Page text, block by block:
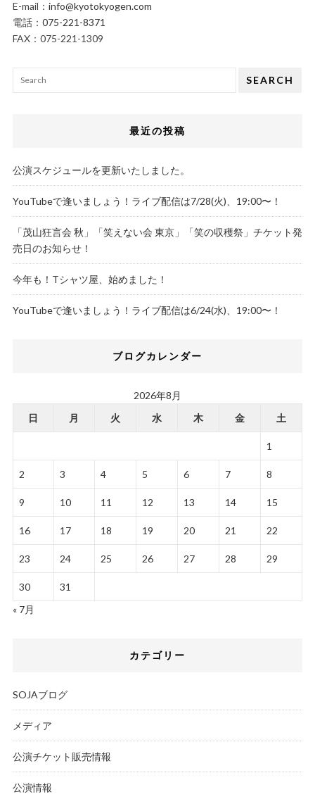
E-mail： info@kyotokyogen.com
電話： 075-221-8371
FAX：075-221-1309
SEARCH
最近の投稿
公演スケジュールを更新いたしました。
YouTubeで逢いましょう！ライブ配信は7/28(火)、19:00〜！
「茂山狂言会 秋」「笑えない会 東京」「笑の収穫祭」チケット発
売日のお知らせ！
今年も！Tシャツ屋、始めました！
YouTubeで逢いましょう！ライブ配信は6/24(水)、19:00〜！
ブログカレンダー
2026年8月
日
月 火 水 木 金 土
1
2 3 4 5 6 7 8
9 10 11 12 13 14 15
16 17 18 19 20 21 22
23 24 25 26 27 28 29
30
31
« 7月
カテゴリー
SOJAブログ
メディア
公演チケット販売情報
公演情報